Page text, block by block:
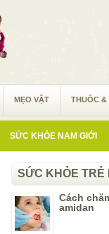
MẸO VẶT THUỐC &
SỨC KHỎE NAM GIỚI
SỨC KHỎE TRẺ
Cách
amidan